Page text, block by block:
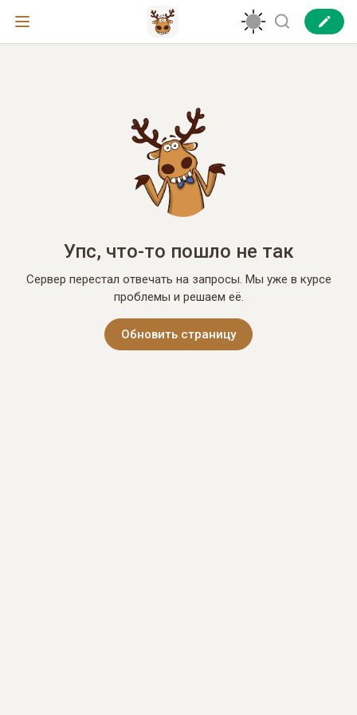
Упс, что-то пошло не так
Сервер перестал отвечать на запросы. Мы уже в курсе
проблемы и решаем её.
Обновить страницу